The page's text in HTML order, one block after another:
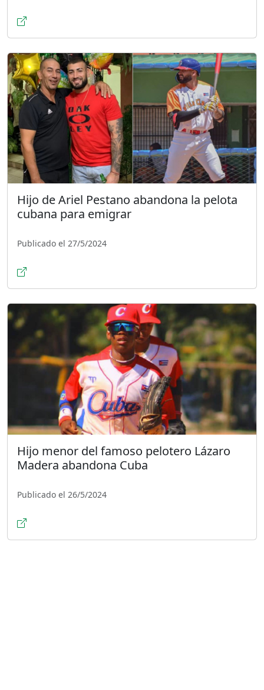
Hijo de Ariel Pestano abandona la pelota
cubana para emigrar
Publicado el 27/5/2024
Hijo menor del famoso pelotero Lázaro
Madera abandona Cuba
Publicado el 26/5/2024